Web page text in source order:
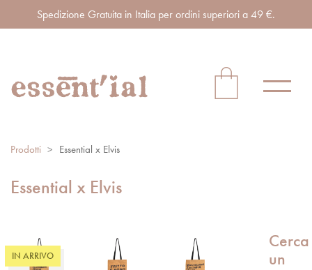
Spedizione Gratuita in Italia per ordini superiori a 49 €.
Prodotti > Essential x Elvis
Essential x Elvis
IN ARRIVO
Cerca
un